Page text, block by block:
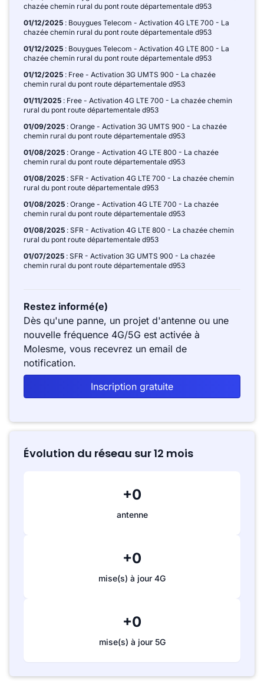
chazée chemin rural du pont route départementale d953
01/12/2025 : Bouygues Telecom - Activation 4G LTE 700 - La
chazée chemin rural du pont route départementale d953
01/12/2025 : Bouygues Telecom - Activation 4G LTE 800 - La
chazée chemin rural du pont route départementale d953
01/12/2025 : Free - Activation 3G UMTS 900 - La chazée
chemin rural du pont route départementale d953
01/11/2025 : Free - Activation 4G LTE 700 - La chazée chemin
rural du pont route départementale d953
01/09/2025 : Orange - Activation 3G UMTS 900 - La chazée
chemin rural du pont route départementale d953
01/08/2025 : Orange - Activation 4G LTE 800 - La chazée
chemin rural du pont route départementale d953
01/08/2025 : SFR - Activation 4G LTE 700 - La chazée chemin
rural du pont route départementale d953
01/08/2025 : Orange - Activation 4G LTE 700 - La chazée
chemin rural du pont route départementale d953
01/08/2025 : SFR - Activation 4G LTE 800 - La chazée chemin
rural du pont route départementale d953
01/07/2025 : SFR - Activation 3G UMTS 900 - La chazée
chemin rural du pont route départementale d953
Restez informé(e)
Dès qu'une panne, un projet d'antenne ou une
nouvelle fréquence 4G/5G est activée à
Molesme, vous recevrez un email de
notification.
Inscription gratuite
Évolution du réseau sur 12 mois
+0
antenne
+0
mise(s) à jour 4G
+0
mise(s) à jour 5G